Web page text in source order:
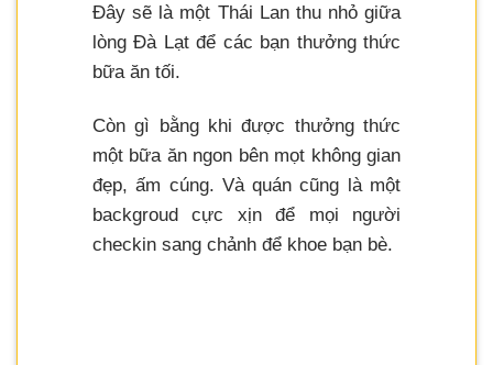
Đây sẽ là một Thái Lan thu nhỏ giữa
lòng Đà Lạt để các bạn thưởng thức
bữa ăn tối.
Còn gì bằng khi được thưởng thức
một bữa ăn ngon bên mọt không gian
đẹp, ấm cúng. Và quán cũng là một
backgroud cực xịn để mọi người
checkin sang chảnh để khoe bạn bè.